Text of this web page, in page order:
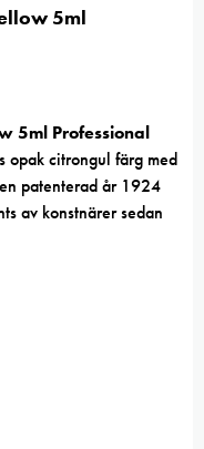
5ml
5ml Professional
opak citrongul färg med
patenterad år 1924
av konstnärer sedan